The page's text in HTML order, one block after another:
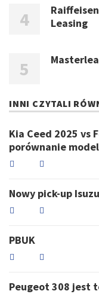
Leasing
INNI CZYTALI
Kia Ceed 2025 vs
porównanie
Nowy pick-up
PBUK
Peugeot 308 jest